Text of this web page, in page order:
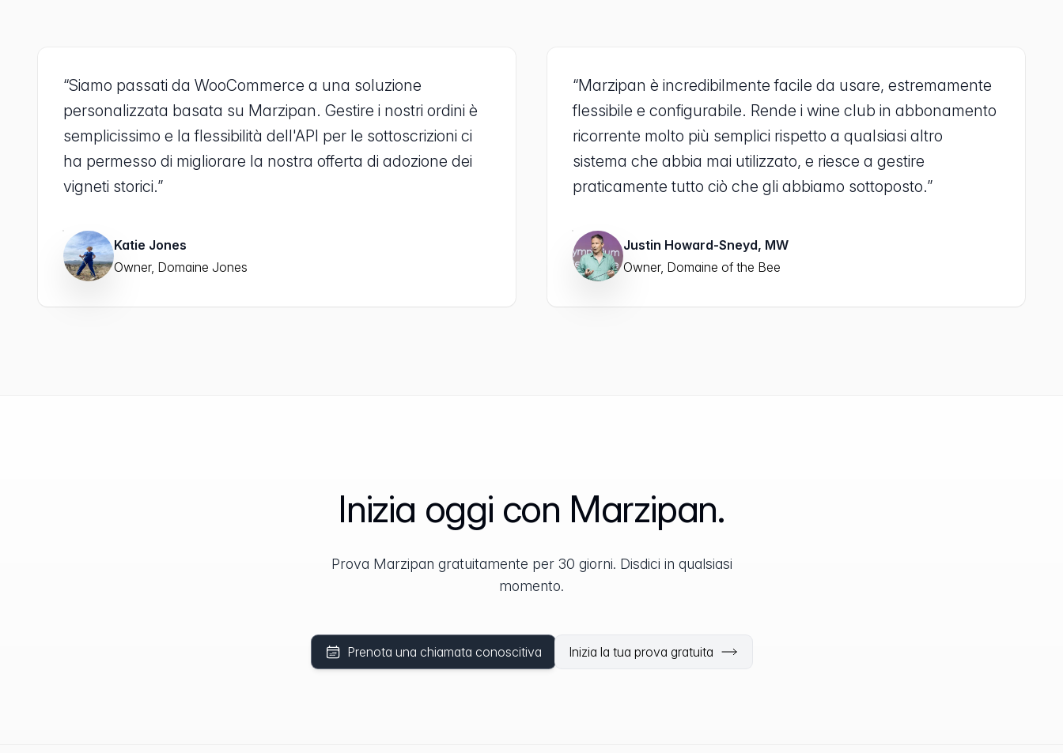
“Siamo passati da WooCommerce a una soluzione
personalizzata basata su Marzipan. Gestire i nostri ordini è
semplicissimo e la flessibilità dell'API per le sottoscrizioni ci
ha permesso di migliorare la nostra offerta di adozione dei
vigneti storici.”
Katie Jones
Owner, Domaine Jones
“Marzipan è incredibilmente facile da usare, estremamente
flessibile e configurabile. Rende i wine club in abbonamento
ricorrente molto più semplici rispetto a qualsiasi altro
sistema che abbia mai utilizzato, e riesce a gestire
praticamente tutto ciò che gli abbiamo sottoposto.”
Justin Howard-Sneyd, MW
Owner, Domaine of the Bee
Inizia oggi con Marzipan.
Prova Marzipan gratuitamente per 30 giorni. Disdici in qualsiasi
momento.
Prenota una chiamata conoscitiva Inizia la tua prova gratuita